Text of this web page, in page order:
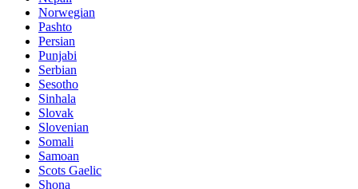
Norwegian
Pashto
Persian
Punjabi
Serbian
Sesotho
Sinhala
Slovak
Slovenian
Somali
Samoan
Scots Gaelic
Shona